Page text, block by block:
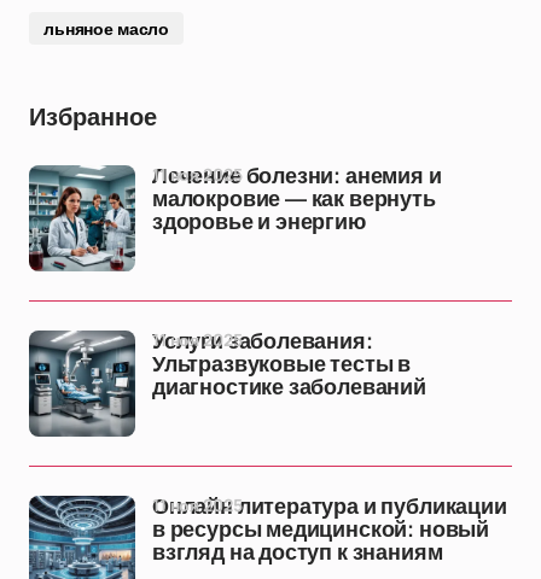
льняное масло
Избранное
Лечение болезни: анемия и
малокровие — как вернуть
здоровье и энергию
11 ноя 2025
Услуги заболевания:
Ультразвуковые тесты в
диагностике заболеваний
11 ноя 2025
Онлайн литература и публикации
в ресурсы медицинской: новый
взгляд на доступ к знаниям
11 ноя 2025